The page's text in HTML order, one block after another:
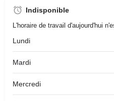
Indisponible
L'horaire de travail d'aujourd'hui
Lundi
Mardi
Mercredi